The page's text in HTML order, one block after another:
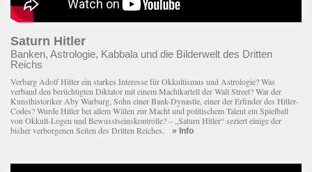
Saturn Hitler
Banken, Astrologie, Kabbala und die Bilderwelt des Dritten
Reichs
Verbarg Adolf Hitler ein starkes Interesse für Okkultismus und Astrologie? Was
verband den berüchtigten Diktator mit einem Macht­kartell der Wall Street? War der
Kunsthistoriker Aby Warburg, Sohn einer Bank-Dynastie, einer der Erfinder des Hitler-
Codes? Wurde Hitler bei allem Willen zur Macht und politischem Talent ein Spielball
von Okkult-Logen und Bewusstseinskontrolle? – „Saturn Hitler“ seziert einige der
bisher verborgenen Seiten des Dritten Reiches. » Info